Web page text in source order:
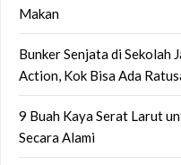
Makan
Bunker Senjata di Sekolah
Action, Kok Bisa Ada
9 Buah Kaya Serat Larut
Secara Alami